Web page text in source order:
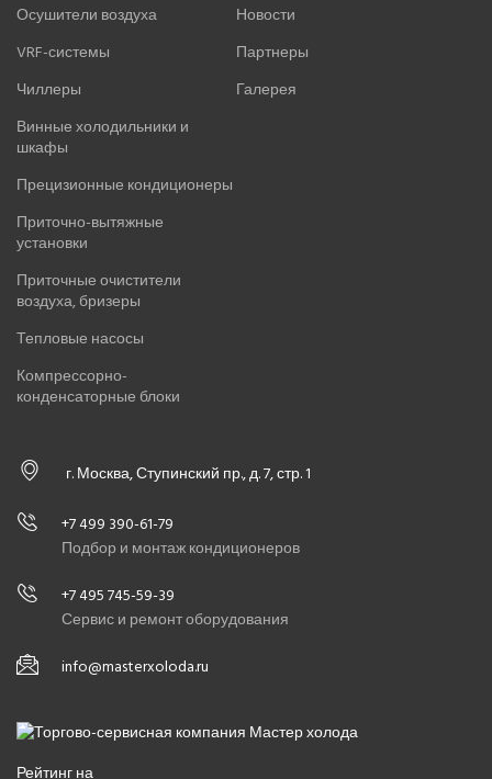
Осушители воздуха
VRF-системы
Чиллеры
Винные холодильники и
шкафы
Прецизионные кондиционеры
Приточно-вытяжные
установки
Приточные очистители
воздуха, бризеры
Тепловые насосы
Компрессорно-
конденсаторные блоки
Новости
Партнеры
Галерея
г. Москва, Ступинский пр., д. 7, стр. 1
+7 499 390-61-79
Подбор и монтаж кондиционеров
+7 495 745-59-39
Сервис и ремонт оборудования
info@masterxoloda.ru
Рейтинг на